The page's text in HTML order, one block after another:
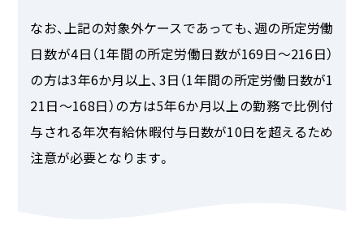
なお、上記の対象外ケースであっても、週の所定労働
日数が4日（1年間の所定労働日数が169日～216日）
の方は3年6か月以上、3日（1年間の所定労働日数が1
21日～168日）の方は5年6か月以上の勤務で比例付
与される年次有給休暇付与日数が10日を超えるため
注意が必要となります。